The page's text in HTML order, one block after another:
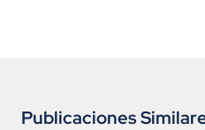
Publicaciones